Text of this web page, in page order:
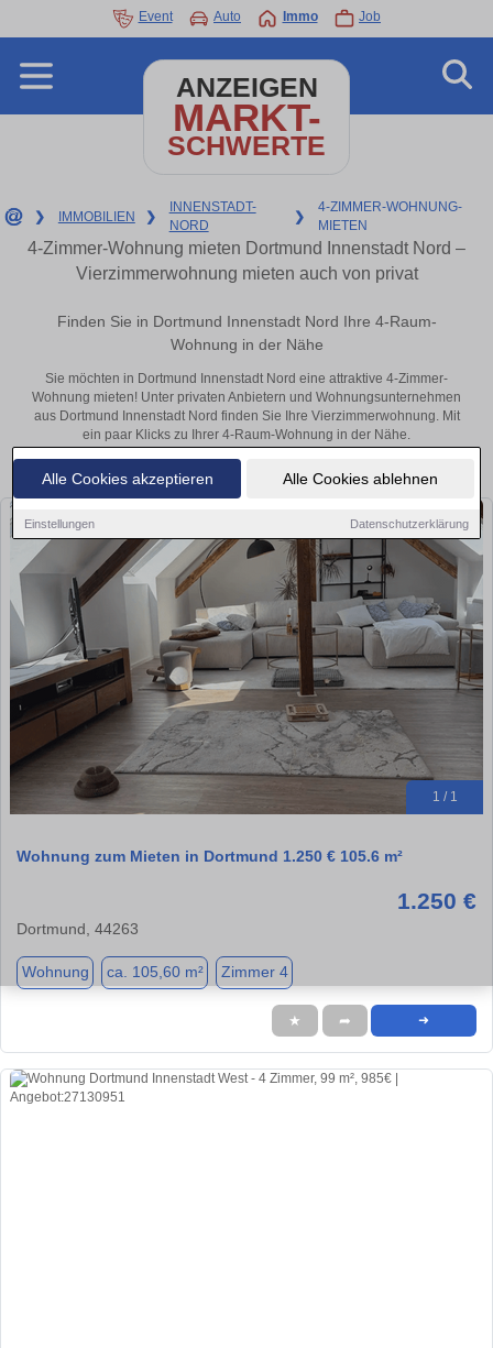
Alle Cookies akzeptieren Alle Cookies ablehnen
Einstellungen Datenschutzerklärung
Event Auto Immo Job
ANZEIGEN
MARKT-
SCHWERTE
❯ IMMOBILIEN ❯
INNENSTADT-
NORD
❯
4-ZIMMER-WOHNUNG-
MIETEN
4-Zimmer-Wohnung mieten Dortmund Innenstadt Nord –
Vierzimmerwohnung mieten auch von privat
Finden Sie in Dortmund Innenstadt Nord Ihre 4-Raum-
Wohnung in der Nähe
Sie möchten in Dortmund Innenstadt Nord eine attraktive 4-Zimmer-
Wohnung mieten! Unter privaten Anbietern und Wohnungsunternehmen
aus Dortmund Innenstadt Nord finden Sie Ihre Vierzimmerwohnung. Mit
ein paar Klicks zu Ihrer 4-Raum-Wohnung in der Nähe.
Aktuelle Wohnung zum mieten
1 / 1
Wohnung zum Mieten in Dortmund 1.250 € 105.6 m²
1.250 €
Dortmund, 44263
Wohnung ca. 105,60 m² Zimmer 4
★ ➦ ➜